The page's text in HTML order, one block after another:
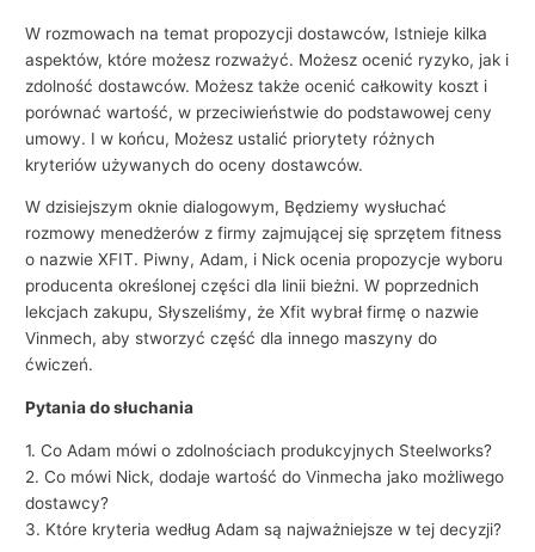
W rozmowach na temat propozycji dostawców, Istnieje kilka
aspektów, które możesz rozważyć. Możesz ocenić ryzyko, jak i
zdolność dostawców. Możesz także ocenić całkowity koszt i
porównać wartość, w przeciwieństwie do podstawowej ceny
umowy. I w końcu, Możesz ustalić priorytety różnych
kryteriów używanych do oceny dostawców.
W dzisiejszym oknie dialogowym, Będziemy wysłuchać
rozmowy menedżerów z firmy zajmującej się sprzętem fitness
o nazwie XFIT. Piwny, Adam, i Nick ocenia propozycje wyboru
producenta określonej części dla linii bieżni. W poprzednich
lekcjach zakupu, Słyszeliśmy, że Xfit wybrał firmę o nazwie
Vinmech, aby stworzyć część dla innego maszyny do
ćwiczeń.
Pytania do słuchania
1. Co Adam mówi o zdolnościach produkcyjnych Steelworks?
2. Co mówi Nick, dodaje wartość do Vinmecha jako możliwego
dostawcy?
3. Które kryteria według Adam są najważniejsze w tej decyzji?